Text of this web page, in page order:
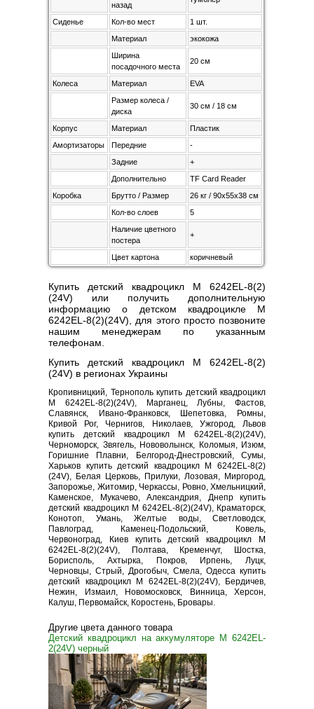
назад
Сиденье Кол-во мест
1 шт.
Материал
экокожа
Ширина
посадочного места
20 см
Колеса Материал
EVA
Размер колеса /
диска
30 см / 18 см
Корпус Материал
Пластик
Амортизаторы
Передние
-
Задние
+
Дополнительно
TF Card Reader
Коробка
Брутто / Размер
26 кг / 90х55х38 см
Кол-во слоев
5
Наличие цветного
постера
+
Цвет картона коричневый
Купить детский квадроцикл M 6242EL-8(2)
(24V) или получить дополнительную
информацию о детском квадроцикле M
6242EL-8(2)(24V), для этого просто позвоните
нашим менеджерам по указанным
телефонам.
Купить детский квадроцикл M 6242EL-8(2)
(24V) в регионах Украины
Кропивницкий, Тернополь купить детский квадроцикл
M 6242EL-8(2)(24V), Марганец, Лубны, Фастов,
Славянск, Ивано-Франковск, Шепетовка, Ромны,
Кривой Рог, Чернигов, Николаев, Ужгород, Львов
купить детский квадроцикл M 6242EL-8(2)(24V),
Черноморск, Звягель, Нововолынск, Коломыя, Изюм,
Горишние Плавни, Белгород-Днестровский, Сумы,
Харьков купить детский квадроцикл M 6242EL-8(2)
(24V), Белая Церковь, Прилуки, Лозовая, Миргород,
Запорожье, Житомир, Черкассы, Ровно, Хмельницкий,
Каменское, Мукачево, Александрия, Днепр купить
детский квадроцикл M 6242EL-8(2)(24V), Краматорск,
Конотоп, Умань, Желтые воды, Светловодск,
Павлоград, Каменец-Подольский, Ковель,
Червоноград, Киев купить детский квадроцикл M
6242EL-8(2)(24V), Полтава, Кременчуг, Шостка,
Борисполь, Ахтырка, Покров, Ирпень, Луцк,
Черновцы, Стрый, Дрогобыч, Смела, Одесса купить
детский квадроцикл M 6242EL-8(2)(24V), Бердичев,
Нежин, Измаил, Новомосковск, Винница, Херсон,
Калуш, Первомайск, Коростень, Бровары.
Другие цвета данного товара
Детский квадроцикл на аккумуляторе M 6242EL-
2(24V) черный